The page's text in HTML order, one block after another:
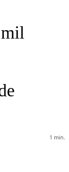
mil
1 min.